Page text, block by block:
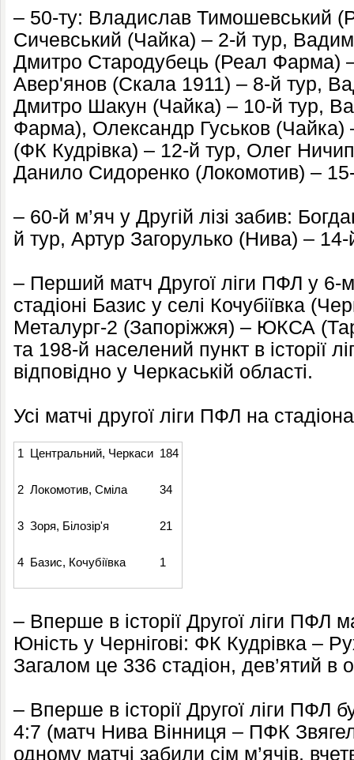
– 50-ту: Владислав Тимошевський
Сичевський (Чайка) – 2-й тур,
Дмитро Стародубець (Реал Фарма)
Авер'янов (Скала 1911) – 8-й тур,
Дмитро Шакун (Чайка) – 10-й тур,
Фарма), Олександр Гуськов (Чайка)
(ФК Кудрівка) – 12-й тур, Олег
Данило Сидоренко (Локомотив) –
– 60-й м’яч у Другій лізі забив:
й тур, Артур Загорулько (Нива) – 14-
– Перший матч Другої ліги ПФЛ у 6-
стадіоні Базис у селі Кочубіївка
Металург-2 (Запоріжжя) – ЮКСА
та 198-й населений пункт в історії
відповідно у Черкаській області.
Усі матчі другої ліги ПФЛ на
1 Центральний, Черкаси 184
2 Локомотив, Сміла 34
3 Зоря, Білозір'я 21
4 Базис, Кочубіївка 1
– Вперше в історії Другої ліги ПФЛ
Юність у Чернігові: ФК Кудрівка –
Загалом це 336 стадіон, дев’ятий в
– Вперше в історії Другої ліги ПФЛ
4:7 (матч Нива Вінниця – ПФК
одному матчі забили сім м’ячів,